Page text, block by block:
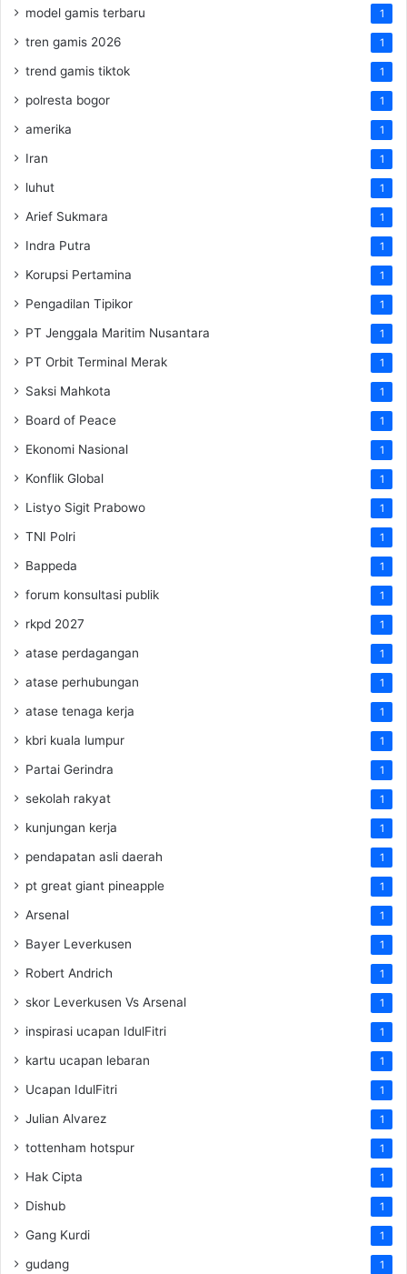
model gamis terbaru 1
tren gamis 2026 1
trend gamis tiktok 1
polresta bogor 1
amerika 1
Iran 1
luhut 1
Arief Sukmara 1
Indra Putra 1
Korupsi Pertamina 1
Pengadilan Tipikor 1
PT Jenggala Maritim Nusantara 1
PT Orbit Terminal Merak 1
Saksi Mahkota 1
Board of Peace 1
Ekonomi Nasional 1
Konflik Global 1
Listyo Sigit Prabowo 1
TNI Polri 1
Bappeda 1
forum konsultasi publik 1
rkpd 2027 1
atase perdagangan 1
atase perhubungan 1
atase tenaga kerja 1
kbri kuala lumpur 1
Partai Gerindra 1
sekolah rakyat 1
kunjungan kerja 1
pendapatan asli daerah 1
pt great giant pineapple 1
Arsenal 1
Bayer Leverkusen 1
Robert Andrich 1
skor Leverkusen Vs Arsenal 1
inspirasi ucapan IdulFitri 1
kartu ucapan lebaran 1
Ucapan IdulFitri 1
Julian Alvarez 1
tottenham hotspur 1
Hak Cipta 1
Dishub 1
Gang Kurdi 1
gudang 1